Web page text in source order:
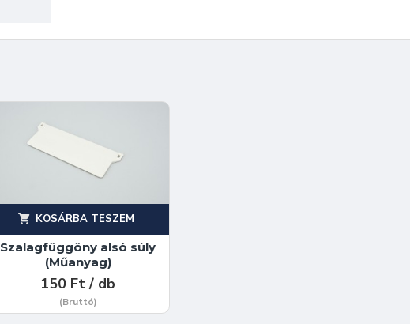
Szalagfüggöny alsó súly
(Műanyag)
150 Ft / db
(Bruttó)
KOSÁRBA TESZEM